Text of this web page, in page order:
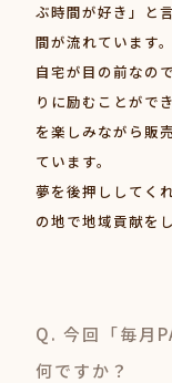
ぶ時間が好き」と
間が流れています。
自宅が目の前なの
りに励むことがで
を楽しみながら販
ています。
夢を後押ししてく
の地で地域貢献を
Q. 今回「毎月
何ですか？